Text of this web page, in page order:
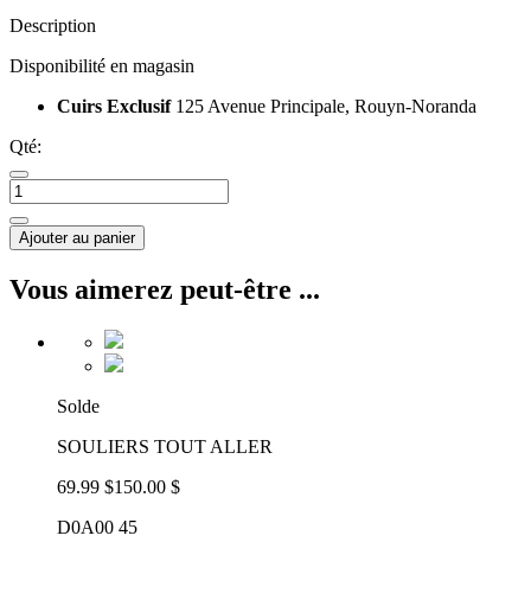
Description
Disponibilité en magasin
Cuirs Exclusif 125 Avenue Principale, Rouyn-Noranda
Qté:
Ajouter au panier
Vous aimerez peut-être ...
Solde
SOULIERS TOUT ALLER
69.99 $150.00 $
D0A00 45